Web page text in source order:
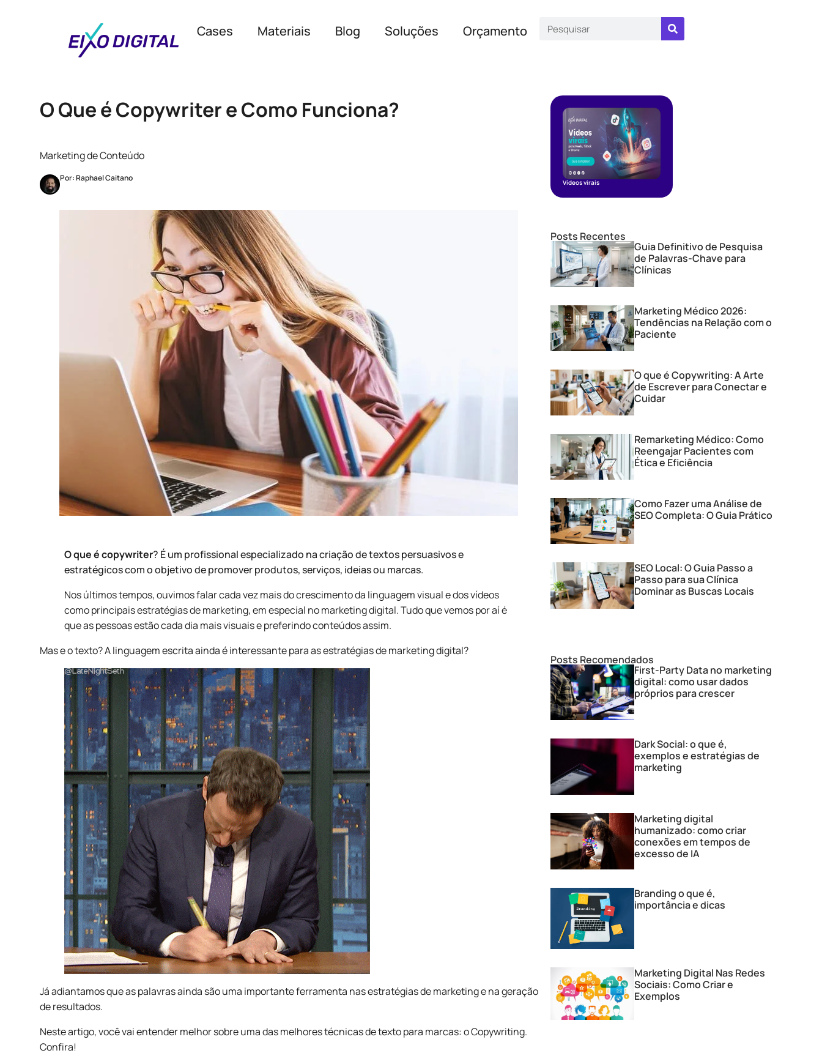
Cases Materiais Blog Soluções Orçamento
O Que é Copywriter e Como Funciona?
Marketing de Conteúdo
Por: Raphael Caitano
O que é copywriter? É um profissional especializado na criação de textos persuasivos e
estratégicos com o objetivo de promover produtos, serviços, ideias ou marcas.
Nos últimos tempos, ouvimos falar cada vez mais do crescimento da linguagem visual e dos vídeos
como principais estratégias de marketing, em especial no marketing digital. Tudo que vemos por aí é
que as pessoas estão cada dia mais visuais e preferindo conteúdos assim.
Mas e o texto? A linguagem escrita ainda é interessante para as estratégias de marketing digital?
Já adiantamos que as palavras ainda são uma importante ferramenta nas estratégias de marketing e na geração
de resultados.
Neste artigo, você vai entender melhor sobre uma das melhores técnicas de texto para marcas: o Copywriting.
Confira!
Vídeos virais
Posts Recentes
Guia Definitivo de Pesquisa
de Palavras-Chave para
Clínicas
Marketing Médico 2026:
Tendências na Relação com o
Paciente
O que é Copywriting: A Arte
de Escrever para Conectar e
Cuidar
Remarketing Médico: Como
Reengajar Pacientes com
Ética e Eficiência
Como Fazer uma Análise de
SEO Completa: O Guia Prático
SEO Local: O Guia Passo a
Passo para sua Clínica
Dominar as Buscas Locais
Posts Recomendados
First-Party Data no marketing
digital: como usar dados
próprios para crescer
Dark Social: o que é,
exemplos e estratégias de
marketing
Marketing digital
humanizado: como criar
conexões em tempos de
excesso de IA
Branding o que é,
importância e dicas
Marketing Digital Nas Redes
Sociais: Como Criar e
Exemplos